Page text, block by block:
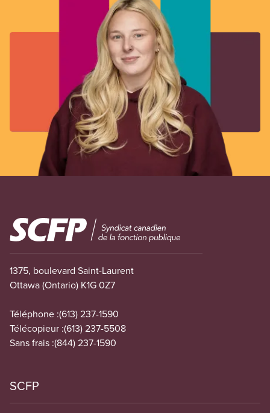
Image
1375, boulevard Saint-Laurent
Ottawa (Ontario) K1G 0Z7
Téléphone :(613) 237-1590
Télécopieur :(613) 237-5508
Sans frais :(844) 237-1590
SCFP